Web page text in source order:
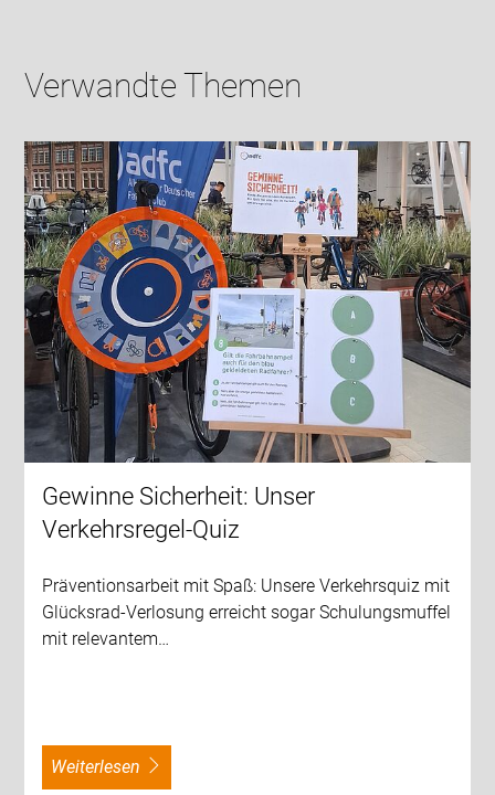
Verwandte Themen
Gewinne Sicherheit: Unser
Verkehrsregel-Quiz
Präventionsarbeit mit Spaß: Unsere Verkehrsquiz mit
Glücksrad-Verlosung erreicht sogar Schulungsmuffel
mit relevantem…
weiterlesen